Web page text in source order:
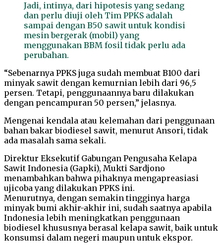
Jadi, intinya, dari hipotesis yang sedang
dan perlu diuji oleh Tim PPKS adalah
sampai dengan B50 sawit untuk kondisi
mesin bergerak (mobil) yang
menggunakan BBM fosil tidak perlu ada
perubahan.
“Sebenarnya PPKS juga sudah membuat B100 dari
minyak sawit dengan kemurnian lebih dari 96,5
persen. Tetapi, penggunaannya baru dilakukan
dengan pencampuran 50 persen,” jelasnya.
Mengenai kendala atau kelemahan dari penggunaan
bahan bakar biodiesel sawit, menurut Ansori, tidak
ada masalah sama sekali.
Direktur Eksekutif Gabungan Pengusaha Kelapa
Sawit Indonesia (Gapki), Mukti Sardjono
menambahkan bahwa pihaknya mengapreasiasi
ujicoba yang dilakukan PPKS ini.
Menurutnya, dengan semakin tingginya harga
minyak bumi akhir-akhir ini, sudah saatnya apabila
Indonesia lebih meningkatkan penggunaan
biodiesel khususnya berasal kelapa sawit, baik untuk
konsumsi dalam negeri maupun untuk ekspor.